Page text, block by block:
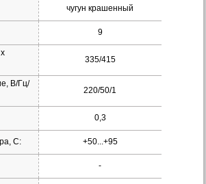
чугун крашенный
9
335/415
В/Гц/
220/50/1
0,3
С: +50...+95
-